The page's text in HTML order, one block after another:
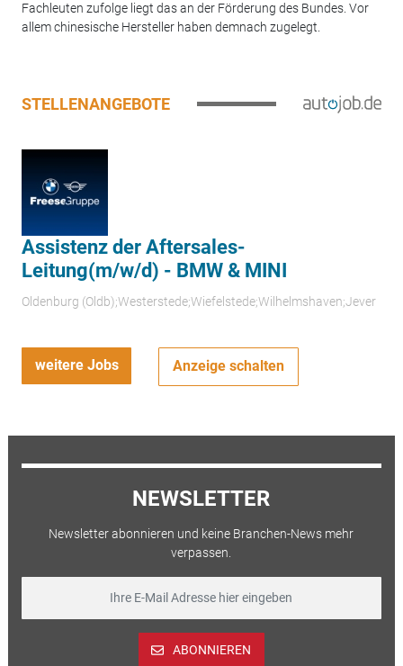
Fachleuten zufolge liegt das an der Förderung des Bundes. Vor
allem chinesische Hersteller haben demnach zugelegt.
STELLENANGEBOTE
Assistenz der Aftersales-
Leitung(m/w/d) - BMW & MINI
Oldenburg (Oldb);Westerstede;Wiefelstede;Wilhelmshaven;Jever
weitere Jobs Anzeige schalten
NEWSLETTER
Newsletter abonnieren und keine Branchen-News mehr
verpassen.
ABONNIEREN